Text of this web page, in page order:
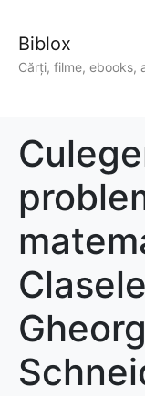
Biblox
Cărți, filme, ebooks,